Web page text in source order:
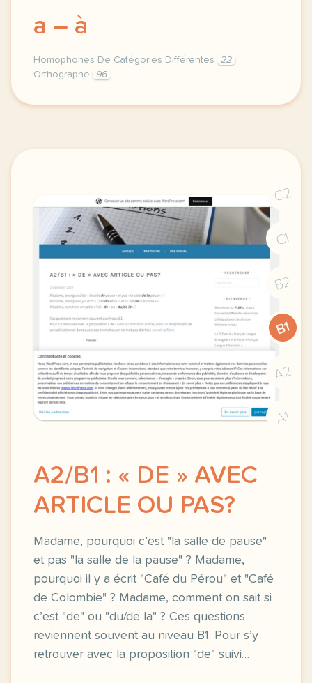
a – à
Homophones De Catégories Différentes
22
Orthographe
96
homophones grammaticaux de categories
C2
C1
B2
B1
A2
A1
A2/B1 : « DE » AVEC
ARTICLE OU PAS?
Madame, pourquoi c’est "la salle de pause"
et pas "la salle de la pause" ? Madame,
pourquoi il y a écrit "Café du Pérou" et "Café
de Colombie" ? Madame, comment on sait si
c’est "de" ou "du/de la" ? Ces questions
reviennent souvent au niveau B1. Pour s’y
retrouver avec la proposition "de" suivi…